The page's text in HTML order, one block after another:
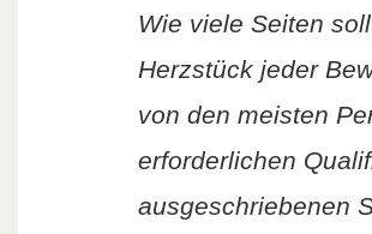
Wie viele Seiten
Herzstück jeder
von den meisten
erforderlichen
ausgeschriebenen